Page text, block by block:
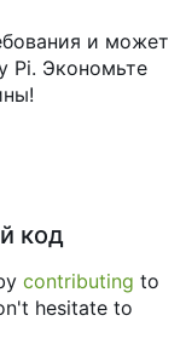
и может
Pi. Экономьте
код
contributing to
hesitate to